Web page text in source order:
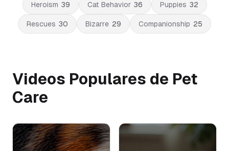
Heroism 39 Cat Behavior 36 Puppies 32
Rescues 30 Bizarre 29 Companionship 25
Videos Populares de Pet
Care